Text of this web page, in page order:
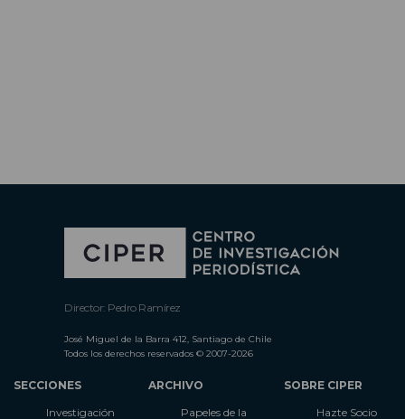
Director: Pedro Ramírez
José Miguel de la Barra 412, Santiago de Chile
Todos los derechos reservados © 2007-2026
SECCIONES
Investigación
ARCHIVO
Papeles de la
SOBRE CIPER
Hazte Socio